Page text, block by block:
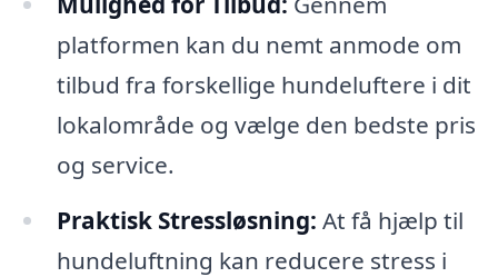
platformen kan du nemt anmode om
tilbud fra forskellige hundeluftere i dit
lokalområde og vælge den bedste pris
og service.
Praktisk Stressløsning: At få hjælp til
hundeluftning kan reducere stress i